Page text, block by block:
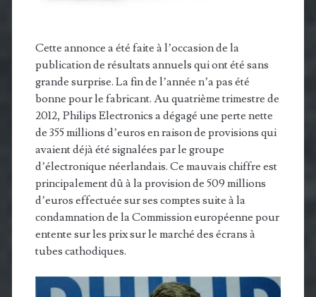
Cette annonce a été faite à l’occasion de la
publication de résultats annuels qui ont été sans
grande surprise. La fin de l’année n’a pas été
bonne pour le fabricant. Au quatrième trimestre de
2012, Philips Electronics a dégagé une perte nette
de 355 millions d’euros en raison de provisions qui
avaient déjà été signalées par le groupe
d’électronique néerlandais. Ce mauvais chiffre est
principalement dû à la provision de 509 millions
d’euros effectuée sur ses comptes suite à la
condamnation de la Commission européenne pour
entente sur les prix sur le marché des écrans à
tubes cathodiques.